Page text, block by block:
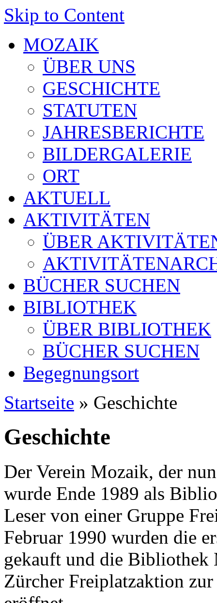
Skip to Content
MOZAIK
ÜBER UNS
GESCHICHTE
STATUTEN
JAHRESBERICHTE
BILDERGALERIE
ORT
AKTUELL
AKTIVITÄTEN
ÜBER
BÜCHER SUCHEN
BIBLIOTHEK
ÜBER BIBLIOTHEK
BÜCHER SUCHEN
Begegnungsort
Startseite » Geschichte
Geschichte
Der Verein Mozaik, der
wurde Ende 1989 als
Leser von einer Gruppe
Februar 1990 wurden die
gekauft und die Bibliothek
Zürcher Freiplatzaktion